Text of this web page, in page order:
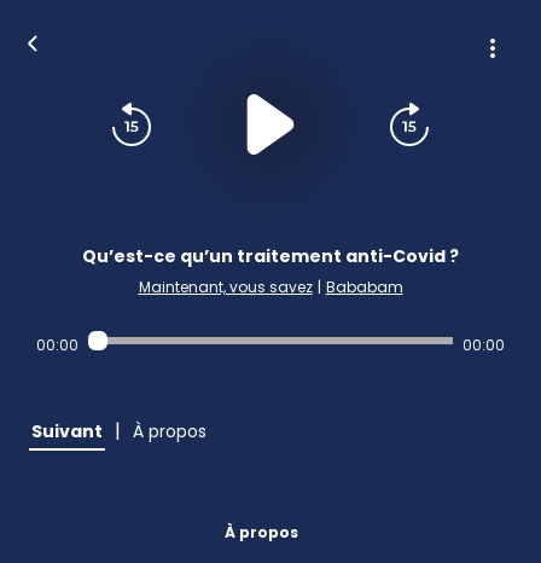
Qu’est-ce qu’un traitement anti-Covid ?
Maintenant, vous savez | Bababam
00:00 00:00
Suivant | À propos
À propos